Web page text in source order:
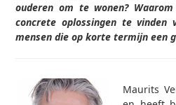
ouderen om te wonen?
concrete oplossingen te vinden
mensen die op korte termijn een
Maurits